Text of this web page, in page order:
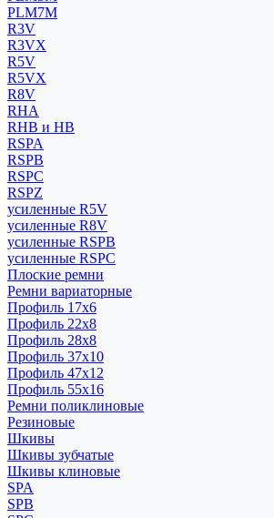
PLM7M
R3V
R3VX
R5V
R5VX
R8V
RHA
RHB и HB
RSPA
RSPB
RSPC
RSPZ
усиленные R5V
усиленные R8V
усиленные RSPB
усиленные RSPC
Плоские ремни
Ремни вариаторные
Профиль 17x6
Профиль 22x8
Профиль 28x8
Профиль 37x10
Профиль 47x12
Профиль 55x16
Ремни поликлиновые
Резиновые
Шкивы
Шкивы зубчатые
Шкивы клиновые
SPA
SPB